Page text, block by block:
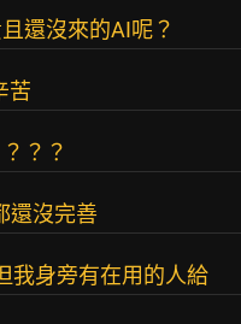
還沒來的AI呢？
苦
？？
還沒完善
我身旁有在用的人給